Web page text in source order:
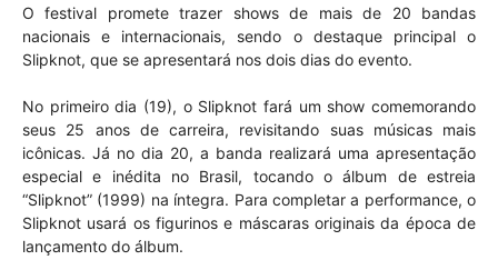
O festival promete trazer shows de mais de 20 bandas
nacionais e internacionais, sendo o destaque principal o
Slipknot, que se apresentará nos dois dias do evento.
No primeiro dia (19), o Slipknot fará um show comemorando
seus 25 anos de carreira, revisitando suas músicas mais
icônicas. Já no dia 20, a banda realizará uma apresentação
especial e inédita no Brasil, tocando o álbum de estreia
“Slipknot” (1999) na íntegra. Para completar a performance, o
Slipknot usará os figurinos e máscaras originais da época de
lançamento do álbum.